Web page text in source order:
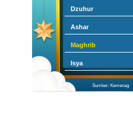
Dzuhur
Ashar
Maghrib
Isya
Sumber: Kemenag